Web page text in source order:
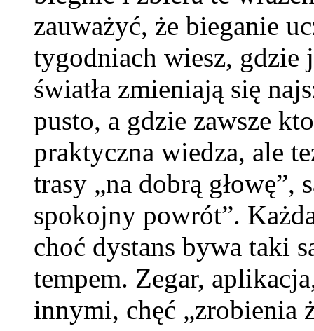
zauważyć, że bieganie
tygodniach wiesz, gdzie
światła zmieniają się
pusto, a gdzie zawsze
praktyczna wiedza, ale
trasy „na dobrą głowę”,
spokojny powrót”.
choć dystans bywa taki
tempem. Zegar,
innymi, chęć „zrobienia